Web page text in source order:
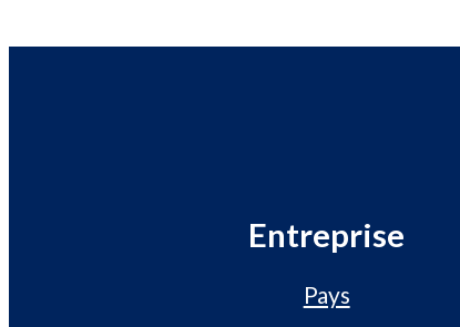
Entreprise
Pays